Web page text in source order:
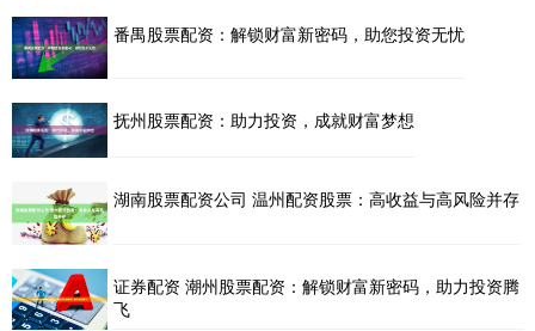
番禺股票配资：解锁财富新密码，助您投资无忧
抚州股票配资：助力投资，成就财富梦想
湖南股票配资公司 温州配资股票：高收益与高风险并存
证券配资 潮州股票配资：解锁财富新密码，助力投资腾
飞